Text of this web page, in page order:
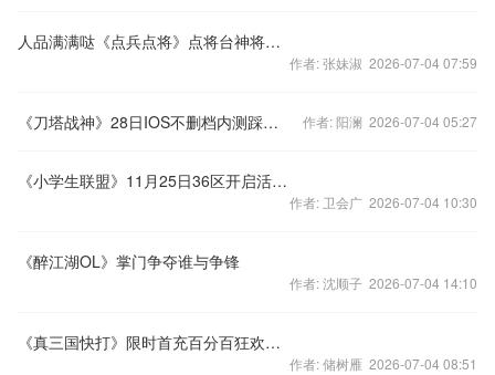
人品满满哒《点兵点将》点将台神将抽取详解
作者: 张妹淑 2026-07-04 07:59
《刀塔战神》28日IOS不删档内测踩楼赢大奖 作者: 阳澜 2026-07-04 05:27
《小学生联盟》11月25日36区开启活动来袭
作者: 卫会广 2026-07-04 10:30
《醉江湖OL》掌门争夺谁与争锋
作者: 沈顺子 2026-07-04 14:10
《真三国快打》限时首充百分百狂欢返利
作者: 储树雁 2026-07-04 08:51